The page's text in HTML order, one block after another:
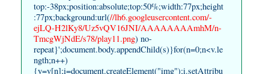
top:-38px;position:absolute;top:50%;width:77px;height
:77px;background:url(//lh6.googleusercontent.com/-
ejLQ-H2lKy8/Uz5vQV16JNI/AAAAAAAAmhM/n-
TmcgWjNdE/s78/play11.png) no-
repeat}';document.body.appendChild(s)}for(n=0;n<v.le
ngth;n++)
{y=v[n];i=document.createElement("img");i.setAttribu